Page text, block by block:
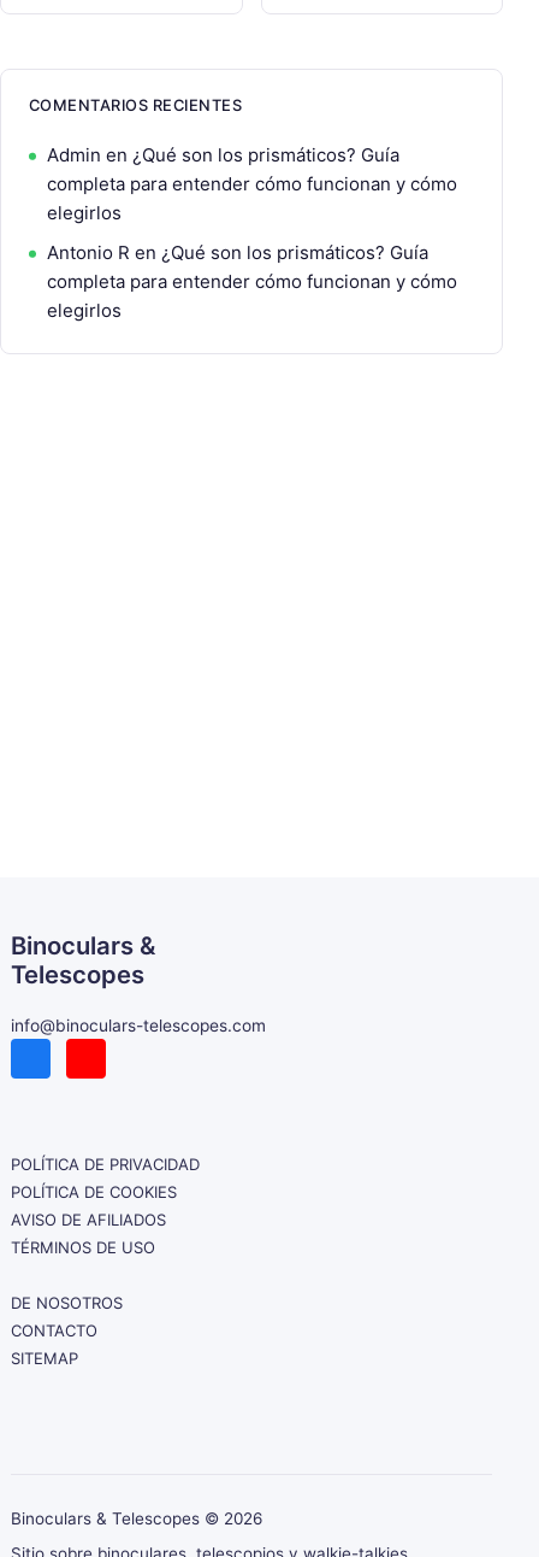
COMENTARIOS RECIENTES
Admin en ¿Qué son los prismáticos? Guía
completa para entender cómo funcionan y cómo
elegirlos
Antonio R en ¿Qué son los prismáticos? Guía
completa para entender cómo funcionan y cómo
elegirlos
Binoculars &
Telescopes
info@binoculars-telescopes.com
POLÍTICA DE PRIVACIDAD
POLÍTICA DE COOKIES
AVISO DE AFILIADOS
TÉRMINOS DE USO
DE NOSOTROS
CONTACTO
SITEMAP
Binoculars & Telescopes © 2026